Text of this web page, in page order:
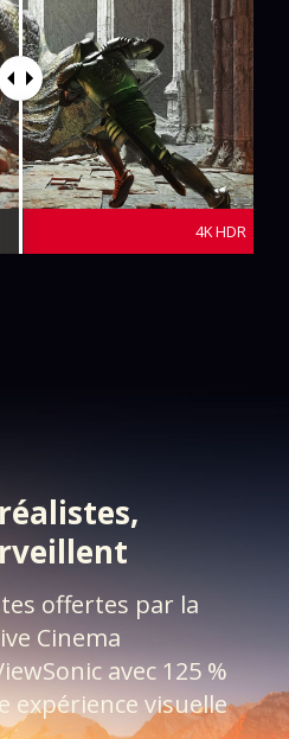
4K HDR
offertes par la
Cinema
avec 125 %
expérience visuelle